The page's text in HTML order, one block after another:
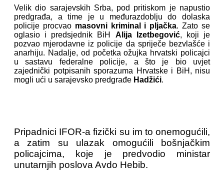
Velik dio sarajevskih Srba, pod pritiskom je napustio
predgrađa, a time je u međurazdoblju do dolaska
policije procvao masovni kriminal i pljačka. Zato se
oglasio i predsjednik BiH Alija Izetbegović, koji je
pozvao mjerodavne iz policije da spriječe bezvlašće i
anarhiju. Nadalje, od početka ožujka hrvatski policajci
u sastavu federalne policije, a što je bio uvjet
zajednički potpisanih sporazuma Hrvatske i BiH, nisu
mogli ući u sarajevsko predgrađe Hadžići.
Pripadnici IFOR-a fizički su im to onemogućili,
a zatim su ulazak omogućili bošnjačkim
policajcima, koje je predvodio ministar
unutarnjih poslova Avdo Hebib.